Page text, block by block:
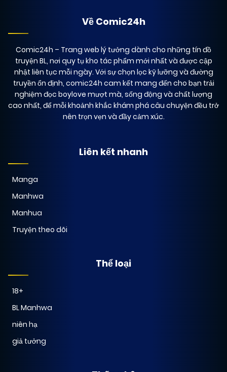
Về Comic24h
Comic24h – Trang web lý tưởng dành cho những tín đồ
truyện BL, nơi quy tụ kho tác phẩm mới nhất và được cập
nhật liên tục mỗi ngày. Với sự chọn lọc kỹ lưỡng và đường
truyền ổn định, comic24h cam kết mang đến cho bạn trải
nghiệm đọc boylove mượt mà, sống động và chất lượng
cao nhất, để mỗi khoảnh khắc khám phá câu chuyện đều trở
nên trọn vẹn và đầy cảm xúc.
Liên kết nhanh
Manga
Manhwa
Manhua
Truyện theo dõi
Thể loại
18+
BL Manhwa
niên hạ
giả tưởng